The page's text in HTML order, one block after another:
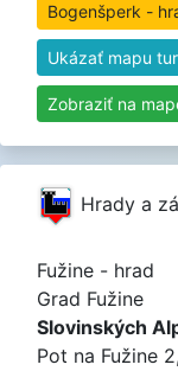
Bogenšperk -
Ukázať mapu
Zobraziť na
Hrady a
Fužine - hrad
Grad Fužine
Slovinských
Pot na Fužine 2,